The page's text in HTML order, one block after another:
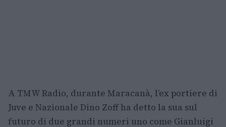
A TMW Radio, durante Maracanà, l’ex portiere di
Juve e Nazionale Dino Zoff ha detto la sua sul
futuro di due grandi numeri uno come Gianluigi